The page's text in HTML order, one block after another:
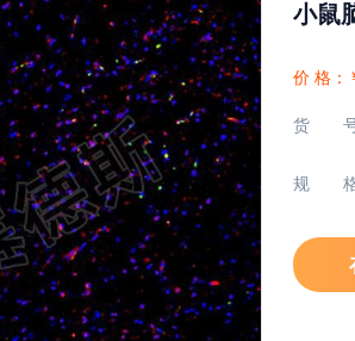
小鼠
价 格：
货
规